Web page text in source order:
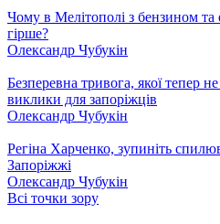
Чому в Мелітополі з бензином та
гірше?
Олександр Чубукін
Безперевна тривога, якої тепер
виклики для запоріжців
Олександр Чубукін
Регіна Харченко, зупиніть
Запоріжжі
Олександр Чубукін
Всі точки зору